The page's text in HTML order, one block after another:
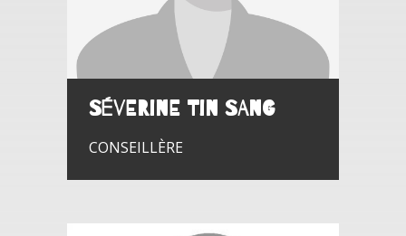
Séverine TIN SANG
CONSEILLÈRE